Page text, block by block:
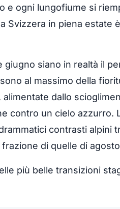
e ogni lungofiume si
Svizzera in piena estate è
siano in realtà il
al massimo della
dallo
contro un cielo azzurro.
contrasti alpini
di quelle di
più belle transizioni